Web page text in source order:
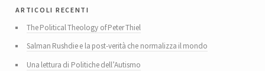
articoli recenti
The Political Theology of Peter Thiel
Salman Rushdie e la post-verità che normalizza il mondo
Una lettura di Politiche dell’Autismo